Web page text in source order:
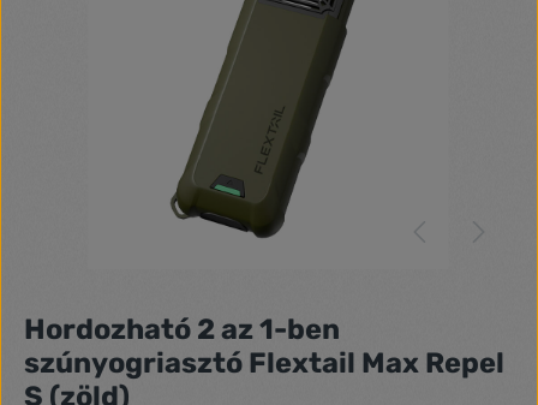
Hordozható 2 az 1-ben
szúnyogriasztó Flextail Max Repel
S (zöld)